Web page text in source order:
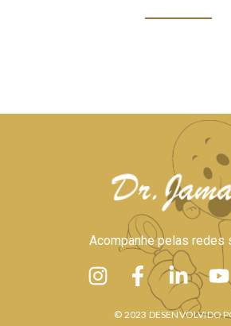
Acompanhe pelas redes
© 2023 DESENVOLVIDO